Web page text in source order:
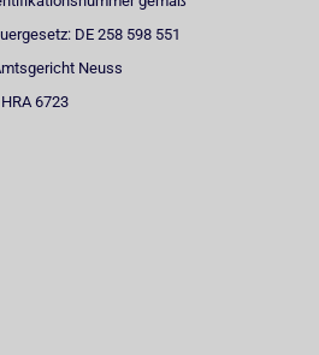
DE 258 598 551
Neuss
6723